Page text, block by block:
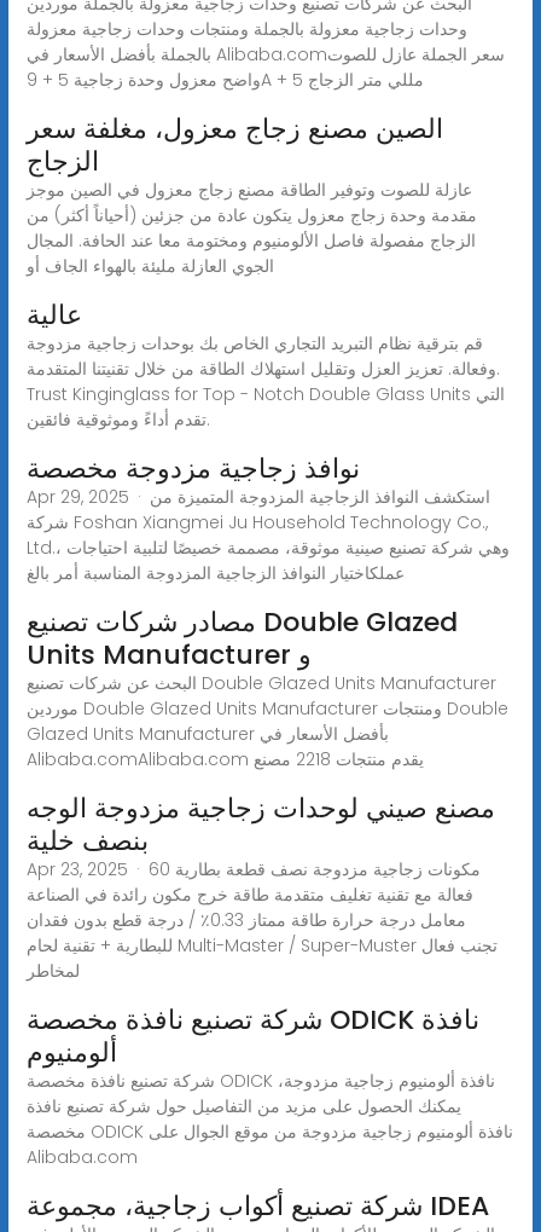
وحدات زجاجية معزولة بالجملة ومنتجات وحدات زجاجية معزولة
بالجملة بأفضل الأسعار في Alibaba.comسعر الجملة عازل للصوت
واضح معزول وحدة زجاجية 5 + 9A + 5 مللي متر الزجاج
الصين مصنع زجاج معزول، مغلفة سعر
الزجاج
عازلة للصوت وتوفير الطاقة مصنع زجاج معزول في الصين موجز
مقدمة وحدة زجاج معزول يتكون عادة من جزئين (أحياناً أكثر) من
الزجاج مفصولة فاصل الألومنيوم ومختومة معا عند الحافة. المجال
الجوي العازلة مليئة بالهواء الجاف أو
عالية
قم بترقية نظام التبريد التجاري الخاص بك بوحدات زجاجية مزدوجة
وفعالة. تعزيز العزل وتقليل استهلاك الطاقة من خلال تقنيتنا المتقدمة.
Trust Kinginglass for Top - Notch Double Glass Units التي
تقدم أداءً وموثوقية فائقين.
نوافذ زجاجية مزدوجة مخصصة
Apr 29, 2025 · استكشف النوافذ الزجاجية المزدوجة المتميزة من
شركة Foshan Xiangmei Ju Household Technology Co.,
Ltd.، وهي شركة تصنيع صينية موثوقة، مصممة خصيصًا لتلبية احتياجات
عملكاختيار النوافذ الزجاجية المزدوجة المناسبة أمر بالغ
مصادر شركات تصنيع Double Glazed
Units Manufacturer و
البحث عن شركات تصنيع Double Glazed Units Manufacturer
موردين Double Glazed Units Manufacturer ومنتجات Double
Glazed Units Manufacturer بأفضل الأسعار في
Alibaba.comAlibaba.com يقدم منتجات 2218 مصنع
مصنع صيني لوحدات زجاجية مزدوجة الوجه
بنصف خلية
Apr 23, 2025 · 60 مكونات زجاجية مزدوجة نصف قطعة بطارية
فعالة مع تقنية تغليف متقدمة طاقة خرج مكون رائدة في الصناعة
معامل درجة حرارة طاقة ممتاز 0.33٪ / درجة قطع بدون فقدان
للبطارية + تقنية لحام Multi-Master / Super-Muster تجنب فعال
لمخاطر
شركة تصنيع نافذة مخصصة ODICK نافذة
ألومنيوم
شركة تصنيع نافذة مخصصة ODICK نافذة ألومنيوم زجاجية مزدوجة،
يمكنك الحصول على مزيد من التفاصيل حول شركة تصنيع نافذة
مخصصة ODICK نافذة ألومنيوم زجاجية مزدوجة من موقع الجوال على
Alibaba.com
شركة تصنيع أكواب زجاجية، مجموعة IDEA